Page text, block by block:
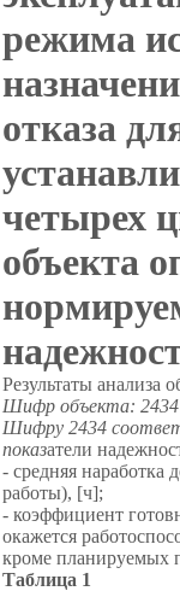
режима
отказа
четырех
объекта
Результаты анализа
Шифр объекта: 2434
Шифру 2434
показатели
- средняя наработка
работы), [ч];
- коэффициент
окажется
кроме планируемых
Таблица 1